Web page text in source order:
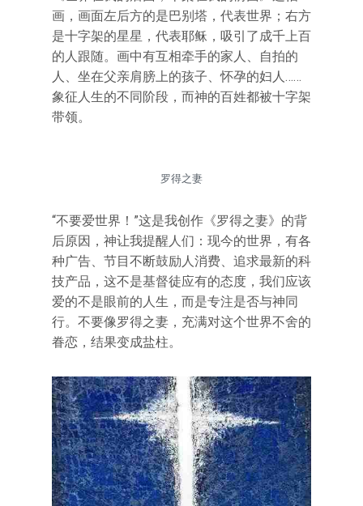
画，画面左后方的是巴别塔，代表世界；右方
是十字架的星星，代表耶稣，吸引了成千上百
的人跟随。画中有互相牵手的家人、自拍的
人、坐在父亲肩膀上的孩子、怀孕的妇人……
象征人生的不同阶段，而神的百姓都被十字架
带领。
罗得之妻
“不要爱世界！”这是我创作《罗得之妻》的背
后原因，神让我提醒人们：现今的世界，有各
种广告、节目不断鼓励人消费、追求最新的科
技产品，这不是基督徒应有的态度，我们应该
爱的不是眼前的人生，而是专注是否与神同
行。不要像罗得之妻，充满对这个世界不舍的
眷恋，结果变成盐柱。